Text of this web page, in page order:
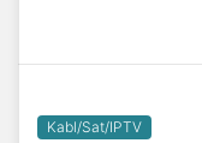
Kabl/Sat/IPTV